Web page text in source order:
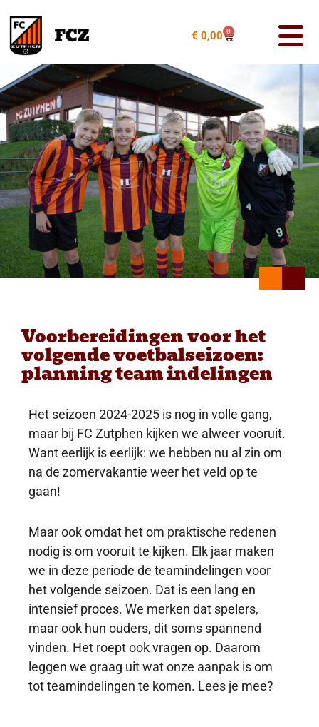
€ 0,00 0
Voorbereidingen voor het
volgende voetbalseizoen:
planning team indelingen
Het seizoen 2024-2025 is nog in volle gang,
maar bij FC Zutphen kijken we alweer vooruit.
Want eerlijk is eerlijk: we hebben nu al zin om
na de zomervakantie weer het veld op te
gaan!
Maar ook omdat het om praktische redenen
nodig is om vooruit te kijken. Elk jaar maken
we in deze periode de teamindelingen voor
het volgende seizoen. Dat is een lang en
intensief proces. We merken dat spelers,
maar ook hun ouders, dit soms spannend
vinden. Het roept ook vragen op. Daarom
leggen we graag uit wat onze aanpak is om
tot teamindelingen te komen. Lees je mee?